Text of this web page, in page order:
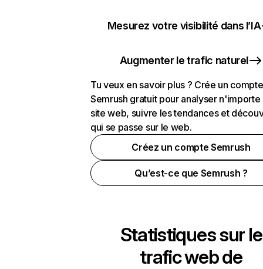
Mesurez votre visibilité dans l’IA
Augmenter le trafic naturel
Tu veux en savoir plus ? Crée un compte
Semrush gratuit pour analyser n'importe
site web, suivre les tendances et
qui se passe sur le web.
Créez un compte Semrush
Qu’est-ce que Semrush ?
Statistiques sur le
trafic web de